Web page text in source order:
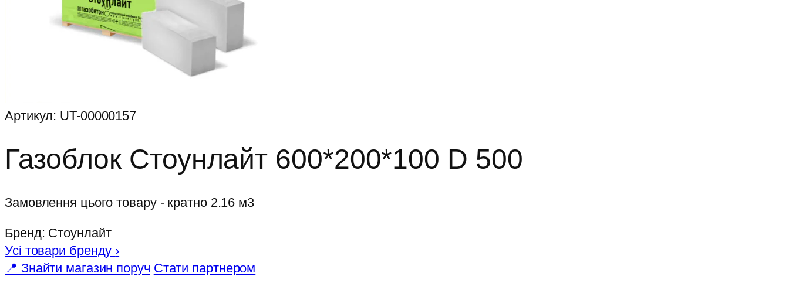
Артикул: UT-00000157
Газоблок Стоунлайт 600*200*100 D 500
Замовлення цього товару - кратно 2.16 м3
Бренд: Стоунлайт
Усі товари бренду ›
📍 Знайти магазин поруч Стати партнером